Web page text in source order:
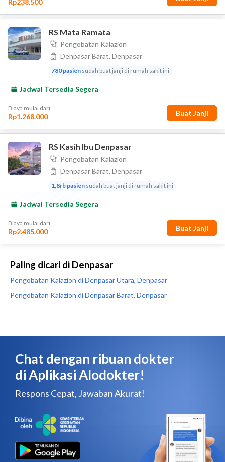
Paling dicari di Denpasar
Pengobatan Kalazion di Denpasar Utara, Denpasar
Pengobatan Kalazion di Denpasar Barat, Denpasar